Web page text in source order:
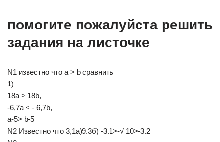
помогите пожалуйста решить
задания на листочке
N1 известно что а > b сравнить
1)
18a > 18b,
-6,7a < - 6,7b,
a-5> b-5
N2 Известно что 3,1a)9.3б) -3.1>-√ 10>-3.2